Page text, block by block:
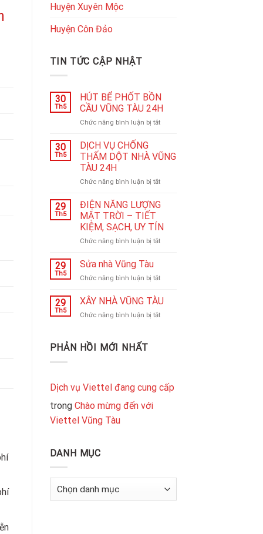
Huyện Xuyên Mộc
Huyện Côn Đảo
TIN TỨC CẬP NHẬT
30
Th5
HÚT BỂ PHỐT BỒN
CẦU VŨNG TÀU 24H
Chức năng bình luận bị tắtở
PHỐT
BỒN
VŨNG
24H
30
Th5
DỊCH VỤ CHỐNG
THẤM DỘT NHÀ VŨNG
TÀU 24H
Chức năng bình luận bị tắtở
VỤ
DỘT
NHÀ
29
Th5
ĐIỆN NĂNG LƯỢNG
MẶT TRỜI – TIẾT
KIỆM, SẠCH, UY TÍN
Chức năng bình luận bị tắtở
MẶT
29
Th5
Sửa nhà Vũng Tàu
Chức năng bình luận bị tắtở
nhà
Tàu
29
Th5
XÂY NHÀ VŨNG TÀU
Chức năng bình luận bị tắtở
PHẢN HỒI MỚI NHẤT
Dịch vụ Viettel đang cung cấp
trong Chào mừng đến với
Viettel Vũng Tàu
DANH MỤC
Danh